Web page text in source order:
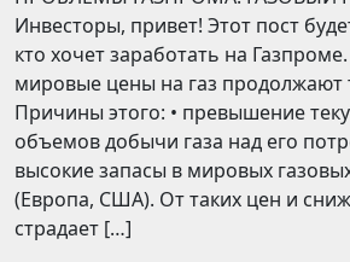
Инвесторы, привет! Этот пост
кто хочет заработать на
мировые цены на газ продолжают
Причины этого: • превышение
объемов добычи газа над его
высокие запасы в мировых
(Европа, США). От таких цен и
страдает […]